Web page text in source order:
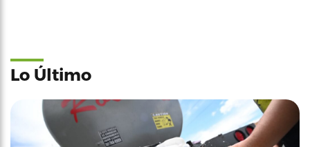
Lo Último